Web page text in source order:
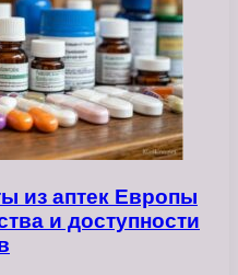
из аптек Европы
и доступности